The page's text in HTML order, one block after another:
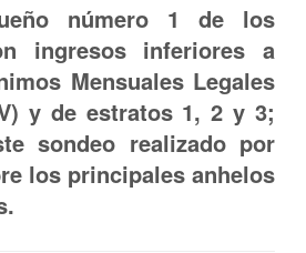
número 1 de los
ingresos inferiores a
Mensuales Legales
y de estratos 1, 2 y 3;
sondeo realizado por
los principales anhelos